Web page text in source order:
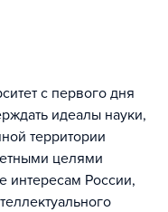
с первого дня
идеалы науки,
территории
целями
интересам России,